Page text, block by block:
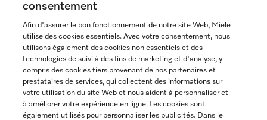
Langue
FRANCAIS
consentement
Afin d'assurer le bon fonctionnement de notre site Web, Miele
utilise des cookies essentiels. Avec votre consentement, nous
utilisons également des cookies non essentiels et des
technologies de suivi à des fins de marketing et d'analyse, y
compris des cookies tiers provenant de nos partenaires et
prestataires de services, qui collectent des informations sur
votre utilisation du site Web et nous aident à personnaliser et
à améliorer votre expérience en ligne. Les cookies sont
également utilisés pour personnaliser les publicités. Dans le